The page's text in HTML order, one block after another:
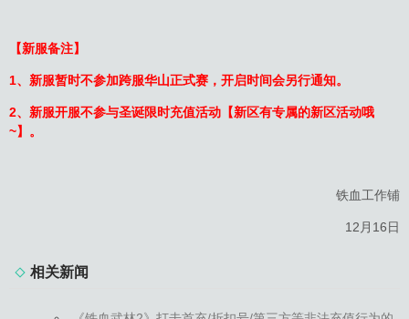
【新服备注】
1、新服暂时不参加跨服华山正式赛，开启时间会另行通知。
2、新服开服不参与圣诞限时充值活动【新区有专属的新区活动哦
~】。
铁血工作铺
12月16日
相关新闻